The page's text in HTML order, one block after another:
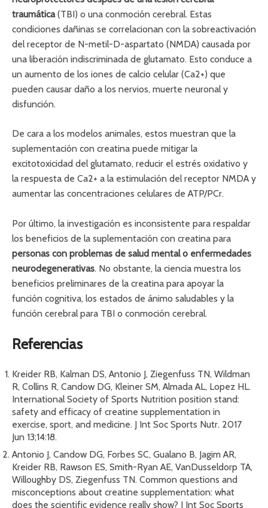
traumática(TBI) o una conmoción cerebral. Estas
condiciones dañinas se correlacionan con la sobreactivación
del receptor de N-metil-D-aspartato (NMDA) causada por
una liberación indiscriminada de glutamato. Esto conduce a
un aumento de los iones de calcio celular (Ca2+) que
pueden causar daño a los nervios, muerte neuronal y
disfunción.
De cara a los modelos animales, estos muestran que la
suplementación con creatina puede mitigar la
excitotoxicidad del glutamato, reducir el estrés oxidativo y
la respuesta de Ca2+ a la estimulación del receptor NMDA y
aumentar las concentraciones celulares de ATP/PCr.
Por último, la investigación es inconsistente para respaldar
los beneficios de la suplementación con creatina para
personas con problemas de salud mental o enfermedades
neurodegenerativas. No obstante, la ciencia muestra los
beneficios preliminares de la creatina para apoyar la
función cognitiva, los estados de ánimo saludables y la
función cerebral para TBI o conmoción cerebral.
Referencias
Kreider RB, Kalman DS, Antonio J, Ziegenfuss TN, Wildman
R, Collins R, Candow DG, Kleiner SM, Almada AL, Lopez HL.
International Society of Sports Nutrition position stand:
safety and efficacy of creatine supplementation in
exercise, sport, and medicine. J Int Soc Sports Nutr. 2017
Jun 13;14:18.
Antonio J, Candow DG, Forbes SC, Gualano B, Jagim AR,
Kreider RB, Rawson ES, Smith-Ryan AE, VanDusseldorp TA,
Willoughby DS, Ziegenfuss TN. Common questions and
misconceptions about creatine supplementation: what
does the scientific evidence really show? J Int Soc Sports